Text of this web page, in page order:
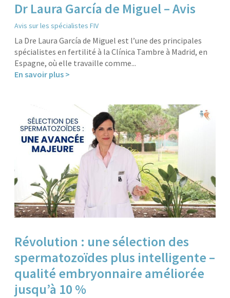
Dr Laura García de Miguel – Avis
Avis sur les spécialistes FIV
La Dre Laura García de Miguel est l’une des principales
spécialistes en fertilité à la Clínica Tambre à Madrid, en
Espagne, où elle travaille comme...
En savoir plus >
Révolution : une sélection des
spermatozoïdes plus intelligente –
qualité embryonnaire améliorée
jusqu’à 10 %